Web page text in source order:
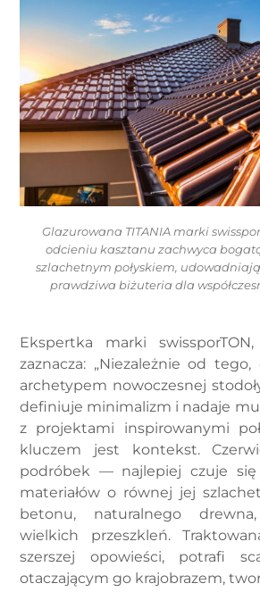
Glazurowana TITANIA marki
odcieniu kasztanu zachwyca
szlachetnym połyskiem,
prawdziwa biżuteria dla
Ekspertka marki
zaznacza: „Niezależnie od
archetypem nowoczesnej
definiuje minimalizm i nadaje mu
z projektami inspirowanymi
kluczem jest kontekst.
podróbek — najlepiej czuje
materiałów o równej jej
betonu, naturalnego
wielkich przeszkleń.
szerszej opowieści, potrafi
otaczającym go krajobrazem,